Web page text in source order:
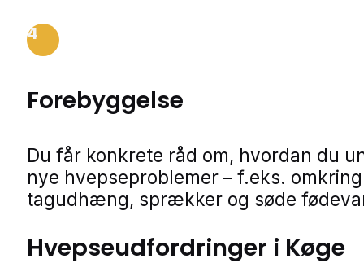
4
Forebyggelse
Du får konkrete råd om, hvordan du
nye hvepseproblemer – f.eks.
tagudhæng, sprækker og søde
Hvepseudfordringer i Køge